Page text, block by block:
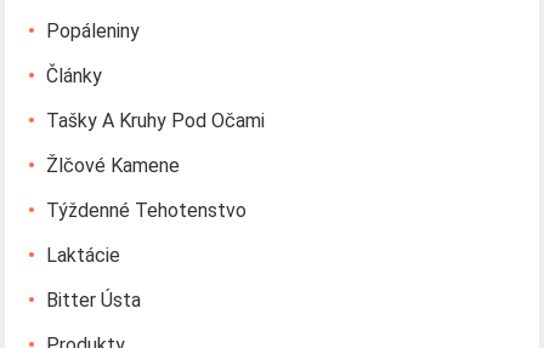
Popáleniny
Články
Tašky A Kruhy Pod Očami
Žlčové Kamene
Týždenné Tehotenstvo
Laktácie
Bitter Ústa